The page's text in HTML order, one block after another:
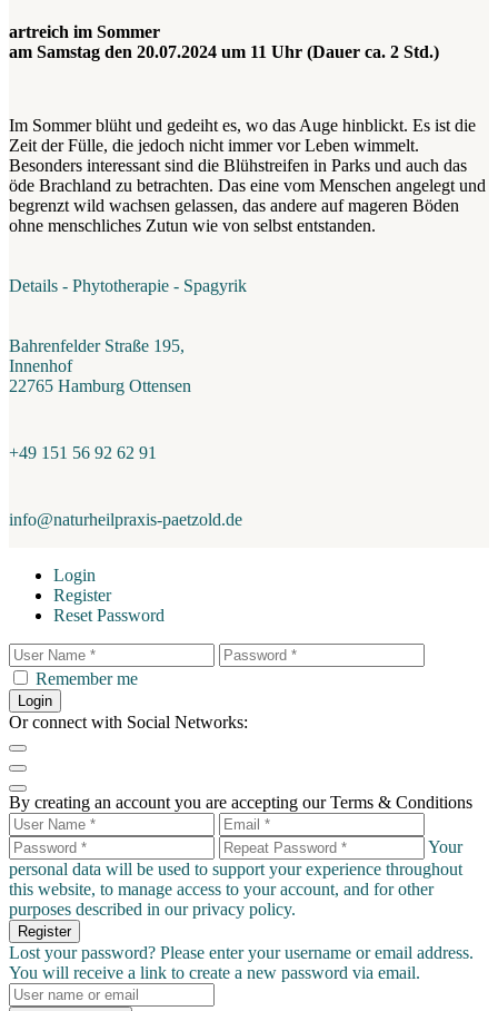
artreich im Sommer
am Samstag den 20.07.2024 um 11 Uhr (Dauer ca. 2 Std.)
Im Sommer blüht und gedeiht es, wo das Auge hinblickt. Es ist die
Zeit der Fülle, die jedoch nicht immer vor Leben wimmelt.
Besonders interessant sind die Blühstreifen in Parks und auch das
öde Brachland zu betrachten. Das eine vom Menschen angelegt und
begrenzt wild wachsen gelassen, das andere auf mageren Böden
ohne menschliches Zutun wie von selbst entstanden.
Details - Phytotherapie - Spagyrik
Bahrenfelder Straße 195,
Innenhof
22765 Hamburg Ottensen
+49 151 56 92 62 91
info@naturheilpraxis-paetzold.de
Login
Register
Reset Password
Remember me
Login
Or connect with Social Networks:
By creating an account you are accepting our Terms & Conditions
Your
personal data will be used to support your experience throughout
this website, to manage access to your account, and for other
purposes described in ourprivacy policy.
Register
Lost your password? Please enter your username or email address.
You will receive a link to create a new password via email.